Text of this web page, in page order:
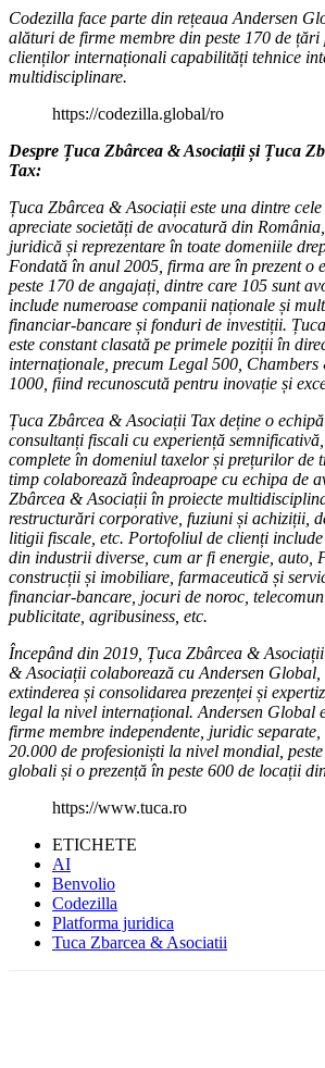
Codezilla face parte din rețeaua Andersen
alături de firme membre din peste 170 de
clienților internaționali capabilități tehnice
multidisciplinare.
https://codezilla.global/ro
Despre Țuca Zbârcea & Asociații și Țuca
Tax:
Țuca Zbârcea & Asociații este una dintre
apreciate societăți de avocatură din
juridică și reprezentare în toate domeniile
Fondată în anul 2005, firma are în prezent o
peste 170 de angajați, dintre care 105 sunt
include numeroase companii naționale și
financiar-bancare și fonduri de investiții.
este constant clasată pe primele poziții în
internaționale, precum Legal 500,
1000, fiind recunoscută pentru inovație și
Țuca Zbârcea & Asociații Tax deține o
consultanți fiscali cu experiență
complete în domeniul taxelor și prețurilor de
timp colaborează îndeaproape cu echipa de
Zbârcea & Asociații în proiecte
restructurări corporative, fuziuni și achiziții,
litigii fiscale, etc. Portofoliul de clienți
din industrii diverse, cum ar fi energie, auto,
construcții și imobiliare, farmaceutică și
financiar-bancare, jocuri de noroc,
publicitate, agribusiness, etc.
Începând din 2019, Țuca Zbârcea &
& Asociații colaborează cu Andersen Global,
extinderea și consolidarea prezenței și
legal la nivel internațional. Andersen Global
firme membre independente, juridic
20.000 de profesioniști la nivel mondial,
globali și o prezență în peste 600 de locații
https://www.tuca.ro
ETICHETE
AI
Benvolio
Codezilla
Platforma juridica
Tuca Zbarcea & Asociatii